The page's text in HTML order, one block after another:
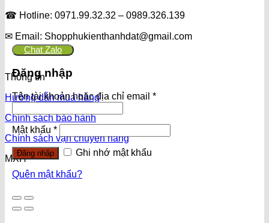
☎ Hotline: 0971.99.32.32 – 0989.326.139
✉ Email: Shopphukienthanhdat@gmail.com
Thông tin
Hướng dẫn mua hàng
Chính sách bảo hành
Chính sách vận chuyển hàng
MXH
Chat Zalo
Đăng nhập
Tên tài khoản hoặc địa chỉ email *
Mật khẩu *
Đăng nhập Ghi nhớ mật khẩu
Quên mật khẩu?